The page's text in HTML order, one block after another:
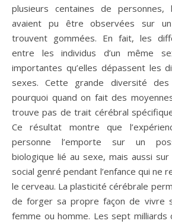
plusieurs centaines de personnes,
avaient pu être observées sur
trouvent gommées. En fait, les
entre les individus d’un même
importantes qu’elles dépassent les
sexes. Cette grande diversité des
pourquoi quand on fait des
trouve pas de trait cérébral
Ce résultat montre que
personne l’emporte sur un
biologique lié au sexe, mais aussi
social genré pendant l’enfance qui ne
le cerveau. La plasticité cérébrale
de forger sa propre façon de vivre
femme ou homme. Les sept milliards